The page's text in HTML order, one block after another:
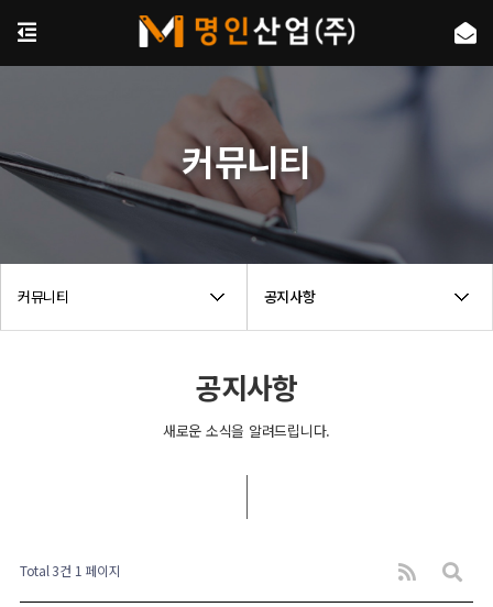
커뮤니티 공지사항
커뮤니티
공지사항
새로운 소식을 알려드립니다.
Total 3건 1 페이지